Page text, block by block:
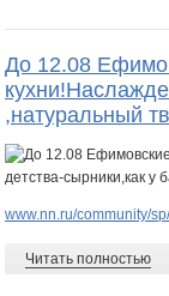
До 12.08
,натуральный
www.nn.ru/community/
Читать полностью